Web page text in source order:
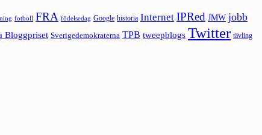
fotboll FRA födelsedag Google historia Internet IPRed JMW jobb
Bloggpriset Sverigedemokraterna TPB tweepblogs Twitter tävling